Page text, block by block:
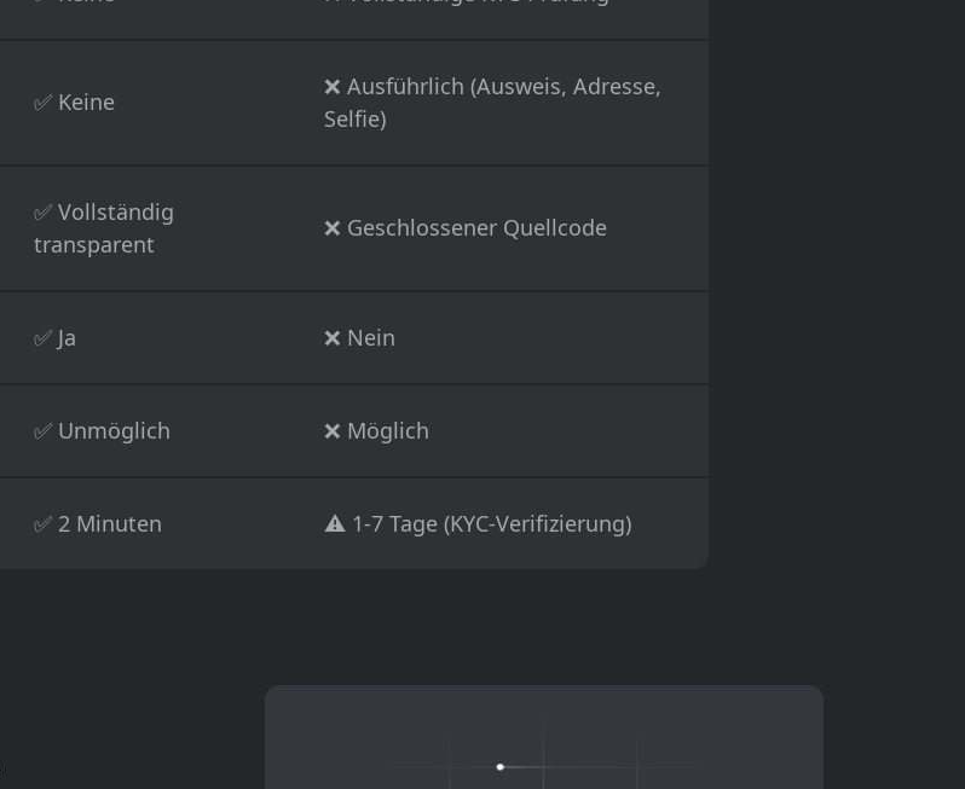
✅ Keine
❌ Ausführlich (Ausweis, Adresse,
Selfie)
✅ Vollständig
transparent
❌ Geschlossener Quellcode
✅ Ja ❌ Nein
✅ Unmöglich ❌ Möglich
✅ 2 Minuten ⚠️ 1-7 Tage (KYC-Verifizierung)